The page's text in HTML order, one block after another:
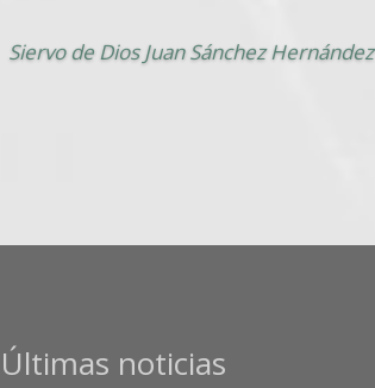
Siervo de Dios Juan Sánchez Hernández
Últimas noticias